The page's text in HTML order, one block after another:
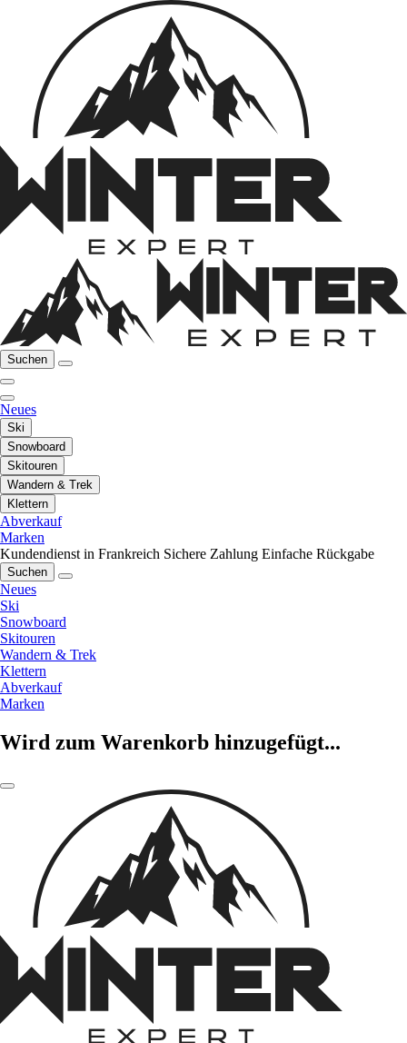
Suchen
Neues
Ski
Snowboard
Skitouren
Wandern & Trek
Klettern
Abverkauf
Marken
Kundendienst in Frankreich Sichere Zahlung Einfache Rückgabe
Suchen
Neues
Ski
Snowboard
Skitouren
Wandern & Trek
Klettern
Abverkauf
Marken
Wird zum Warenkorb hinzugefügt...